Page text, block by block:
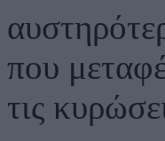
που
τις